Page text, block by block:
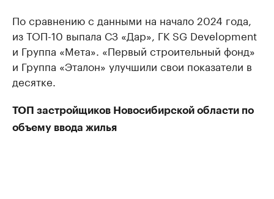
По сравнению с данными на начало 2024 года,
из ТОП-10 выпала СЗ «Дар», ГК SG Development
и Группа «Мета». «Первый строительный фонд»
и Группа «Эталон» улучшили свои показатели в
десятке.
ТОП застройщиков Новосибирской области по
объему ввода жилья